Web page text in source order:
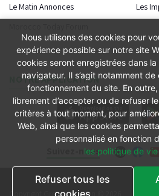
Suivez-nous
Le Matin Annonces
Les
NOTRE APPLICATION
Copyright Groupe le Matin © 2026
Nous utilisons des cookies pour
expérience possible sur notre site
cookies seront enregistrées dans
navigateur. Il s’agit notamment
fonctionnement du site. En
librement d’accepter ou de refuser
critères à tout moment, pour
Web, ainsi que les cookies
personnalisé en fonction
les politique de
Refuser tous les
cookies